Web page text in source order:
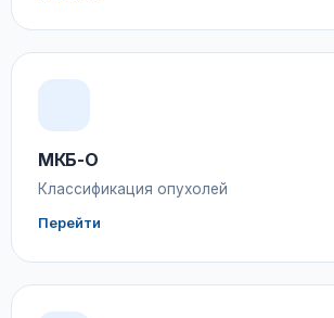
МКБ-О
Классификация опухолей
Перейти